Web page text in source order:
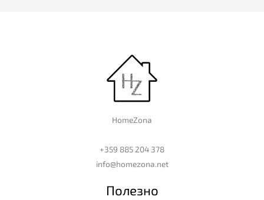
HomeZona
+359 885 204 378
info@homezona.net
Полезно